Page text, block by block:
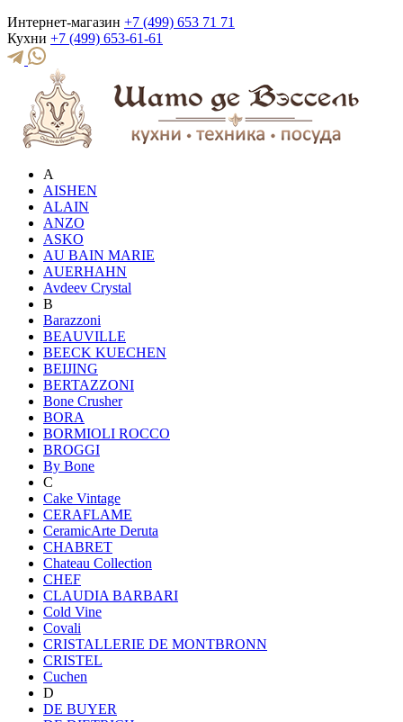
Интернет-магазин +7 (499) 653 71 71
Кухни +7 (499) 653-61-61
A
AISHEN
ALAIN
ANZO
ASKO
AU BAIN MARIE
AUERHAHN
Avdeev Crystal
B
Barazzoni
BEAUVILLE
BEECK KUECHEN
BEIJING
BERTAZZONI
Bone Crusher
BORA
BORMIOLI ROCCO
BROGGI
By Bone
C
Cake Vintage
CERAFLAME
CeramicArte Deruta
CHABRET
Chateau Collection
CHEF
CLAUDIA BARBARI
Cold Vine
Covali
CRISTALLERIE DE MONTBRONN
CRISTEL
Cuchen
D
DE BUYER